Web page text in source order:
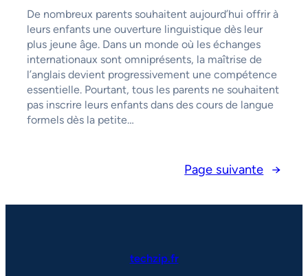
De nombreux parents souhaitent aujourd’hui offrir à
leurs enfants une ouverture linguistique dès leur
plus jeune âge. Dans un monde où les échanges
internationaux sont omniprésents, la maîtrise de
l’anglais devient progressivement une compétence
essentielle. Pourtant, tous les parents ne souhaitent
pas inscrire leurs enfants dans des cours de langue
formels dès la petite…
Page suivante →
techzip.fr